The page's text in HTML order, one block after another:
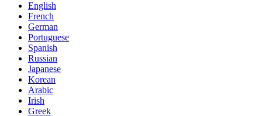
English
French
German
Portuguese
Spanish
Russian
Japanese
Korean
Arabic
Irish
Greek